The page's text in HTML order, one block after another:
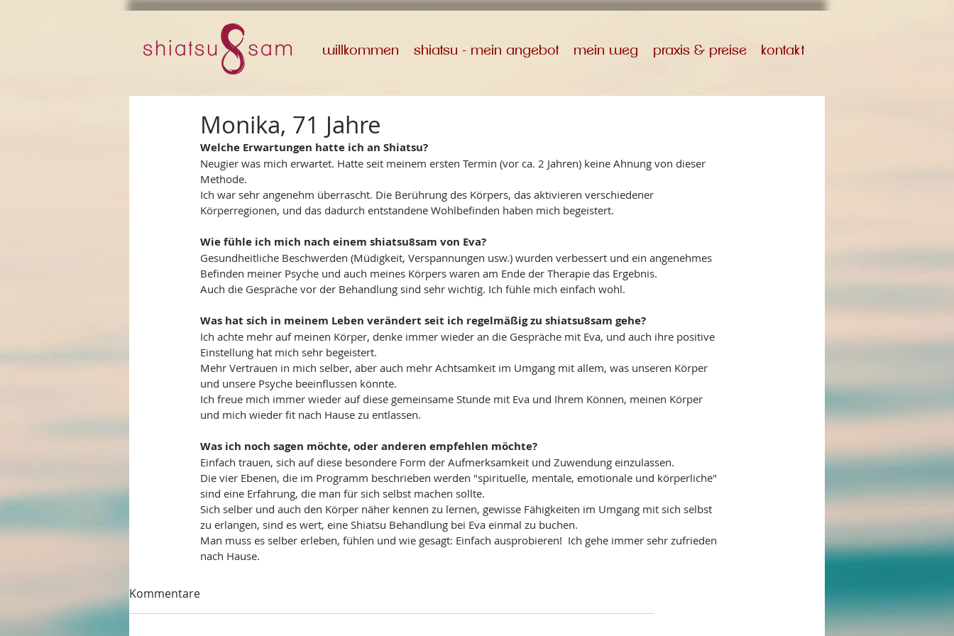
willkommen shiatsu - mein angebot mein weg praxis & preise kontakt
Monika, 71 Jahre
Welche Erwartungen hatte ich an Shiatsu?
Neugier was mich erwartet. Hatte seit meinem ersten Termin (vor ca. 2 Jahren) keine Ahnung von dieser
Methode.
Ich war sehr angenehm überrascht. Die Berührung des Körpers, das aktivieren verschiedener
Körperregionen, und das dadurch entstandene Wohlbefinden haben mich begeistert.
Wie fühle ich mich nach einem shiatsu8sam von Eva?
Gesundheitliche Beschwerden (Müdigkeit, Verspannungen usw.) wurden verbessert und ein angenehmes
Befinden meiner Psyche und auch meines Körpers waren am Ende der Therapie das Ergebnis.
Auch die Gespräche vor der Behandlung sind sehr wichtig. Ich fühle mich einfach wohl.
Was hat sich in meinem Leben verändert seit ich regelmäßig zu shiatsu8sam gehe?
Ich achte mehr auf meinen Körper, denke immer wieder an die Gespräche mit Eva, und auch ihre positive
Einstellung hat mich sehr begeistert.
Mehr Vertrauen in mich selber, aber auch mehr Achtsamkeit im Umgang mit allem, was unseren Körper
und unsere Psyche beeinflussen könnte.
Ich freue mich immer wieder auf diese gemeinsame Stunde mit Eva und Ihrem Können, meinen Körper
und mich wieder fit nach Hause zu entlassen.
Was ich noch sagen möchte, oder anderen empfehlen möchte?
Einfach trauen, sich auf diese besondere Form der Aufmerksamkeit und Zuwendung einzulassen.
Die vier Ebenen, die im Programm beschrieben werden "spirituelle, mentale, emotionale und körperliche"
sind eine Erfahrung, die man für sich selbst machen sollte.
Sich selber und auch den Körper näher kennen zu lernen, gewisse Fähigkeiten im Umgang mit sich selbst
zu erlangen, sind es wert, eine Shiatsu Behandlung bei Eva einmal zu buchen.
Man muss es selber erleben, fühlen und wie gesagt: Einfach ausprobieren!  Ich gehe immer sehr zufrieden
nach Hause.
Kommentare